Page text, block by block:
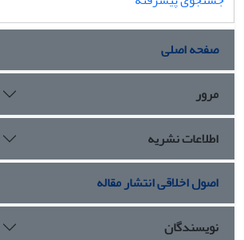
صفحه اصلی
مرور
اطلاعات نشریه
اصول اخلاقی انتشار مقاله
نویسندگان